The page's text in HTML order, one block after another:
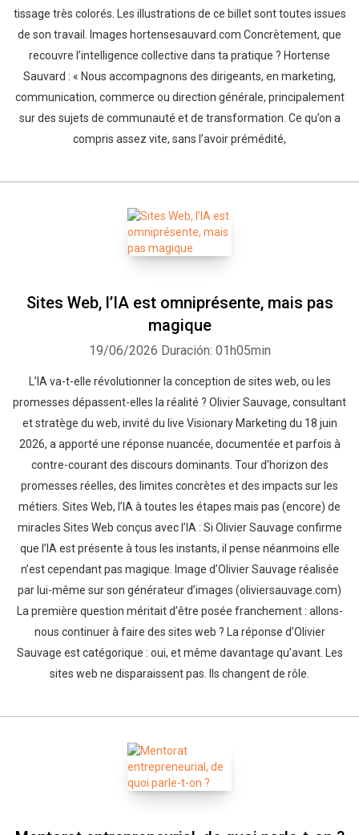
tissage très colorés. Les illustrations de ce billet sont toutes issues
de son travail. Images hortensesauvard.com Concrètement, que
recouvre l’intelligence collective dans ta pratique ? Hortense
Sauvard : « Nous accompagnons des dirigeants, en marketing,
communication, commerce ou direction générale, principalement
sur des sujets de communauté et de transformation. Ce qu’on a
compris assez vite, sans l’avoir prémédité,
Sites Web, l’IA est omniprésente, mais pas
magique
19/06/2026 Duración: 01h05min
L’IA va-t-elle révolutionner la conception de sites web, ou les
promesses dépassent-elles la réalité ? Olivier Sauvage, consultant
et stratège du web, invité du live Visionary Marketing du 18 juin
2026, a apporté une réponse nuancée, documentée et parfois à
contre-courant des discours dominants. Tour d’horizon des
promesses réelles, des limites concrètes et des impacts sur les
métiers. Sites Web, l’IA à toutes les étapes mais pas (encore) de
miracles Sites Web conçus avec l’IA : Si Olivier Sauvage confirme
que l’IA est présente à tous les instants, il pense néanmoins elle
n’est cependant pas magique. Image d’Olivier Sauvage réalisée
par lui-même sur son générateur d’images (oliviersauvage.com)
La première question méritait d’être posée franchement : allons-
nous continuer à faire des sites web ? La réponse d’Olivier
Sauvage est catégorique : oui, et même davantage qu’avant. Les
sites web ne disparaissent pas. Ils changent de rôle.